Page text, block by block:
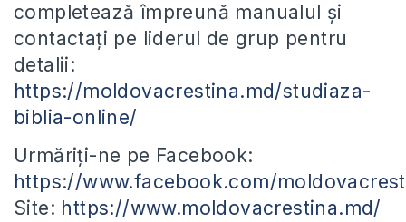
completează împreună manualul și
contactați pe liderul de grup pentru
detalii:
https://moldovacrestina.md/studiaza-
biblia-online/
Urmăriți-ne pe Facebook:
https://www.facebook.com/
Site: https://www.moldovacrestina.md/